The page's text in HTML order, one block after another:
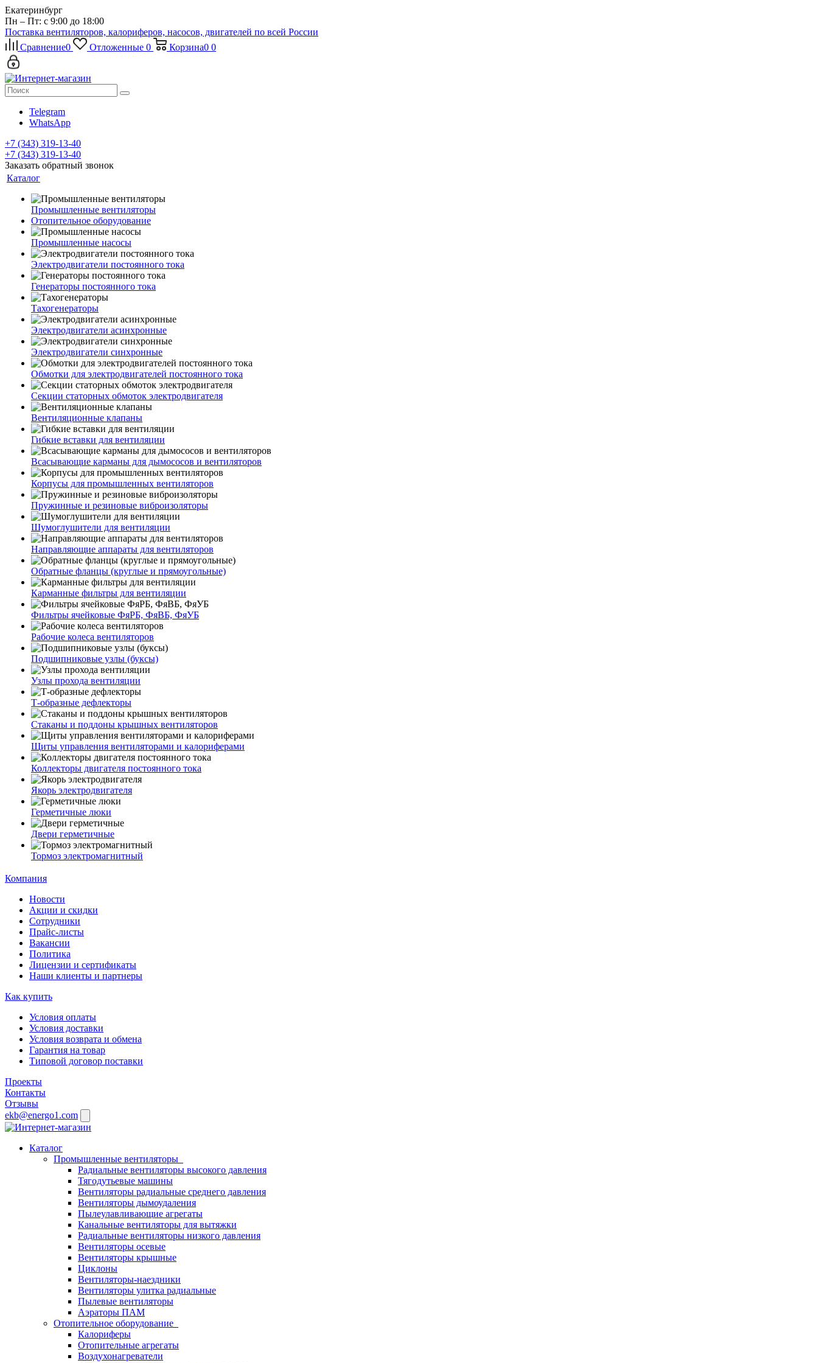
Екатеринбург
Пн – Пт: с 9:00 до 18:00
Поставка вентиляторов, калориферов, насосов, двигателей по всей России
Сравнение0 Отложенные 0 Корзина0 0
Telegram
WhatsApp
+7 (343) 319-13-40
+7 (343) 319-13-40
Заказать обратный звонок
Каталог
Промышленные вентиляторы
Отопительное оборудование
Промышленные насосы
Электродвигатели постоянного тока
Генераторы постоянного тока
Тахогенераторы
Электродвигатели асинхронные
Электродвигатели синхронные
Обмотки для электродвигателей постоянного тока
Секции статорных обмоток электродвигателя
Вентиляционные клапаны
Гибкие вставки для вентиляции
Всасывающие карманы для дымососов и вентиляторов
Корпусы для промышленных вентиляторов
Пружинные и резиновые виброизоляторы
Шумоглушители для вентиляции
Направляющие аппараты для вентиляторов
Обратные фланцы (круглые и прямоугольные)
Карманные фильтры для вентиляции
Фильтры ячейковые ФяРБ, ФяВБ, ФяУБ
Рабочие колеса вентиляторов
Подшипниковые узлы (буксы)
Узлы прохода вентиляции
Т-образные дефлекторы
Стаканы и поддоны крышных вентиляторов
Щиты управления вентиляторами и калориферами
Коллекторы двигателя постоянного тока
Якорь электродвигателя
Герметичные люки
Двери герметичные
Тормоз электромагнитный
Компания
Новости
Акции и скидки
Сотрудники
Прайс-листы
Вакансии
Политика
Лицензии и сертификаты
Наши клиенты и партнеры
Как купить
Условия оплаты
Условия доставки
Условия возврата и обмена
Гарантия на товар
Типовой договор поставки
Проекты
Контакты
Отзывы
ekb@energo1.com
Каталог
Промышленные вентиляторы
Радиальные вентиляторы высокого давления
Тягодутьевые машины
Вентиляторы радиальные среднего давления
Вентиляторы дымоудаления
Пылеулавливающие агрегаты
Канальные вентиляторы для вытяжки
Радиальные вентиляторы низкого давления
Вентиляторы осевые
Вентиляторы крышные
Циклоны
Вентиляторы-наездники
Вентиляторы улитка радиальные
Пылевые вентиляторы
Аэраторы ПАМ
Отопительное оборудование
Калориферы
Отопительные агрегаты
Воздухонагреватели